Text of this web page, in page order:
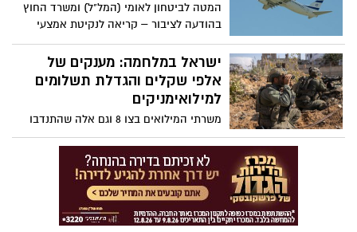
ולכל משרתי.ות המילואים מפיקוד העורף
שנמצאים בחמ״ל ומסיירים ביישוב 24/7. יחד
ננצח
המטה לביטחון לאומי (המל"ל) ומשרד החוץ
בהודעה לציבור – קריאה לנקיטת אמצעי
זהירות מוגברים בעת נסיעה לחו"ל לאור ריבוי
גילויי אנטישמיות ואירועי אלימות למול
ישראלים ויהודים בעולם
ישראל במלחמה: מענקים של
אלפי שקלים והגדלת תשלומים
למילואימניקים
משרתי המילואים בצו 8 וגם אלה שהתנדבו
למילואים במלחמה, צפויים לקבל מענק של
1100 ש"ח, בנוסף יזכו הורים לילדים בעוד
2,000 שקלים - כך סוכם בין שר האוצר, שר
הביטחון ובכירי צה"ל